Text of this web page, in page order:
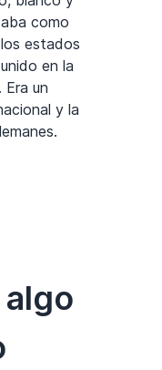
como
estados
en la
un
y la